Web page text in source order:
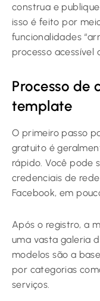
construa e
isso é feito por
funcionalidades
processo acessível
Processo de
template
O primeiro passo
gratuito é
rápido. Você pode
credenciais de
Facebook, em
Após o registro, a
uma vasta galeria
modelos são a
por categorias
serviços.